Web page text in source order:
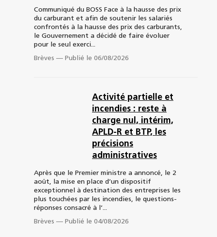
Communiqué du BOSS Face à la hausse des prix
du carburant et afin de soutenir les salariés
confrontés à la hausse des prix des carburants,
le Gouvernement a décidé de faire évoluer
pour le seul exerci...
Brèves — Publié le 06/08/2026
Activité partielle et
incendies : reste à
charge nul, intérim,
APLD-R et BTP, les
précisions
administratives
Après que le Premier ministre a annoncé, le 2
août, la mise en place d’un dispositif
exceptionnel à destination des entreprises les
plus touchées par les incendies, le questions-
réponses consacré à l’...
Brèves — Publié le 04/08/2026